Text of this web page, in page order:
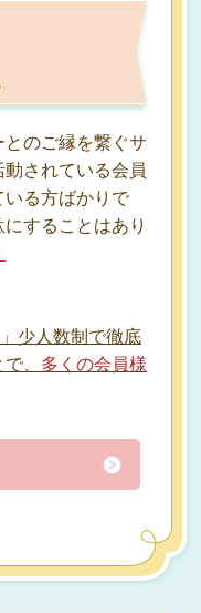
のご縁を繋ぐサ
されている会員
る方ばかりで
することはあり
少人数制で徹底
、 多くの会員様